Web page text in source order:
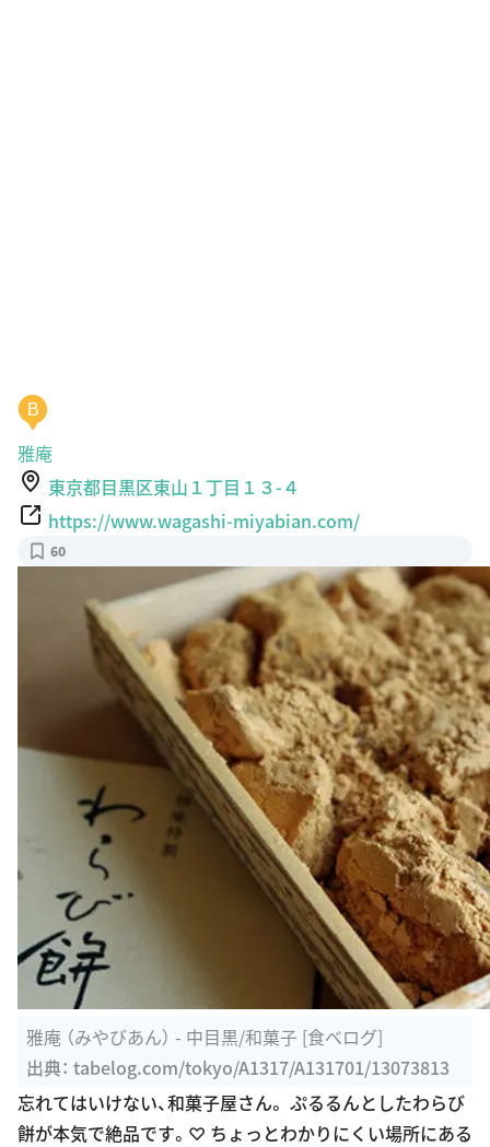
B
雅庵
東京都目黒区東山１丁目１３-４
https://www.wagashi-miyabian.com/
60
雅庵 （みやびあん） - 中目黒/和菓子 [食べログ]
出典： tabelog.com/tokyo/A1317/A131701/13073813
忘れてはいけない、和菓子屋さん。 ぷるるんとしたわらび
餅が本気で絶品です。♡ ちょっとわかりにくい場所にある